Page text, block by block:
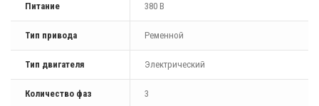
Питание 380 В
Тип привода Ременной
Тип двигателя Электрический
Количество фаз 3